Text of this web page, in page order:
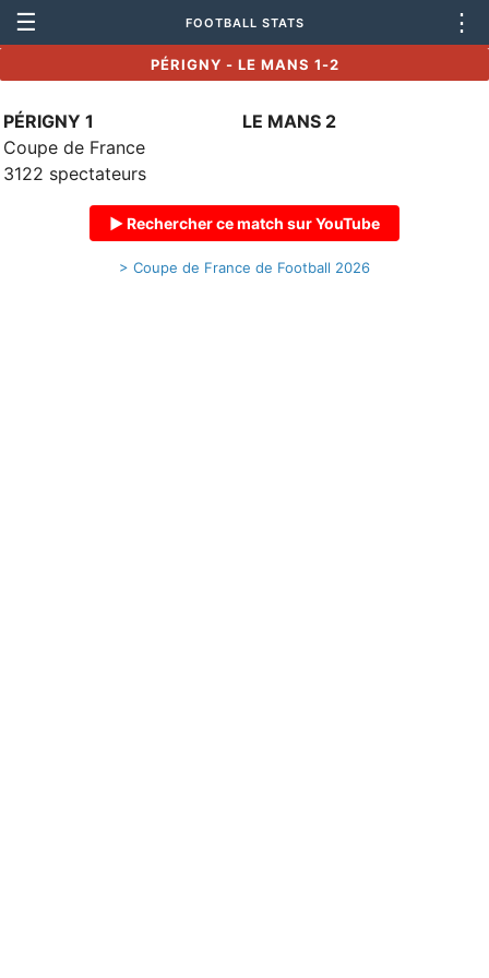
☰ FOOTBALL STATS ⋮
PÉRIGNY - LE MANS 1-2
PÉRIGNY 1
LE MANS 2
Coupe de France
3122 spectateurs
▶ Rechercher ce match sur YouTube
> Coupe de France de Football 2026